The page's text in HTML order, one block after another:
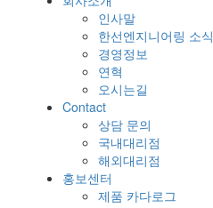
인사말
한선엔지니어링 소식
경영정보
연혁
오시는길
Contact
상담 문의
국내대리점
해외대리점
홍보센터
제품 카다로그